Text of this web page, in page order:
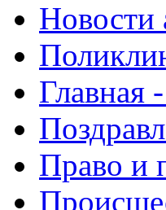
Новости
Главная
Право и